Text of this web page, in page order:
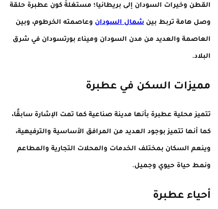
القطن وخيرات السودان إلى بريطانيا؛ مستغلةً كون عطبرة حلقة
وصل هامة تربط بين شمال السودان وعاصمته الخرطوم، وبين
العاصمة والعديد من مدن السودان وميناء بورتسودان في شرق
البلاد.
مميزات السكن في عطبرة
تتميز محلية عطبرة بأنها مدينة صناعية كما تمت الإشارة سابقًا،
كما أنها تتميز بوجود العديد من المرافق الأساسية والترفيهية،
وينعم السكان بمختلف الخدمات والمحلات التجارية والمطاعم
ونمط حياة حيوي وجميل.
أحياء عطبرة